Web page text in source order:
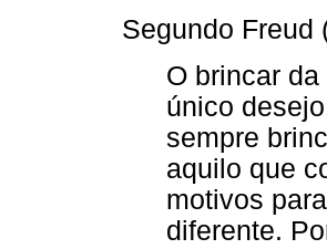
Segundo Freud
O brincar
único
sempre
aquilo que
motivos
diferente.